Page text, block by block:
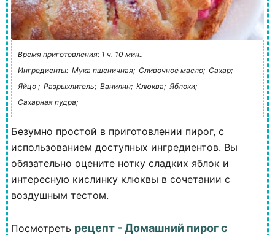
Время приготовления: 1 ч. 10 мин..
Ингредиенты: Мука пшеничная; Сливочное масло; Сахар;
Яйцо ; Разрыхлитель; Ванилин; Клюква; Яблоки;
Сахарная пудра;
Безумно простой в приготовлении пирог, с
использованием доступных ингредиентов. Вы
обязательно оцените нотку сладких яблок и
интересную кислинку клюквы в сочетании с
воздушным тестом.
Посмотреть рецепт - Домашний пирог с